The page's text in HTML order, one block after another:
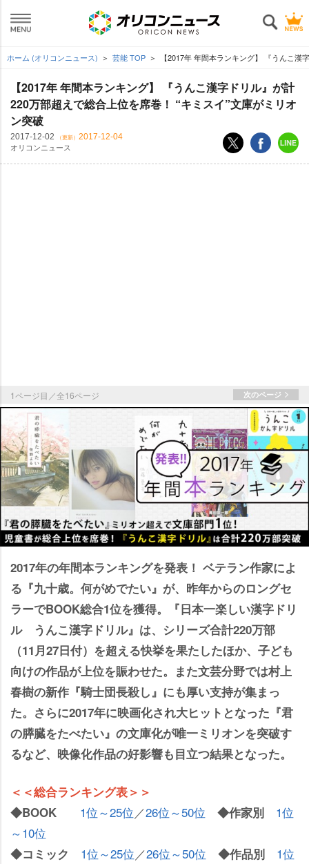
ホーム (オリコンニュース) 芸能 TOP 【2017年 年間本ランキング】 『うんこ漢
【2017年 年間本ランキング】 『うんこ漢字ドリル』が計
220万部超えで総合上位を席巻！ “キミスイ”文庫がミリオ
ン突破
2017-12-02 （更新） 2017-12-04
オリコンニュース
1ページ目／全16ページ 次のページ
2017年の年間本ランキングを発表！ ベテラン作家によ
る『九十歳。何がめでたい』が、昨年からのロングセ
ラーでBOOK総合1位を獲得。『日本一楽しい漢字ドリ
ル うんこ漢字ドリル』は、シリーズ合計220万部
（11月27日付）を超える快挙を果たしたほか、子ども
向けの作品が上位を賑わせた。また文芸分野では村上
春樹の新作『騎士団長殺し』にも厚い支持が集まっ
た。さらに2017年に映画化され大ヒットとなった『君
の膵臓をたべたい』の文庫化が唯一ミリオンを突破す
るなど、映像化作品の好影響も目立つ結果となった。
＜＜総合ランキング表＞＞
◆BOOK
1位～25位 ／26位～50位 ◆作家別
1位
～10位
◆コミック 1位～25位 ／26位～50位 ◆作品別
1位